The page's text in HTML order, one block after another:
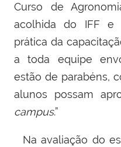
Curso de
acolhida do IFF e
prática da
a toda equipe
estão de parabéns,
alunos possam
campus.”
Na avaliação do